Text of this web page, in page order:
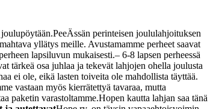
PeeÄssän perinteisen joululahjoituksen
yllätys meille. Avustamamme perheet saavat
lapsiluvun mukaisesti.– 6-8 lapsen perheessä
tärkeä osa juhlaa ja tekevät lahjojen ohella joulusta
ei ole, eikä lasten toiveita ole mahdollista täyttää.
vastaan myös kierrätettyä tavaraa, mutta
paketin varastoltamme.Hopen kautta lahjan saa tänä